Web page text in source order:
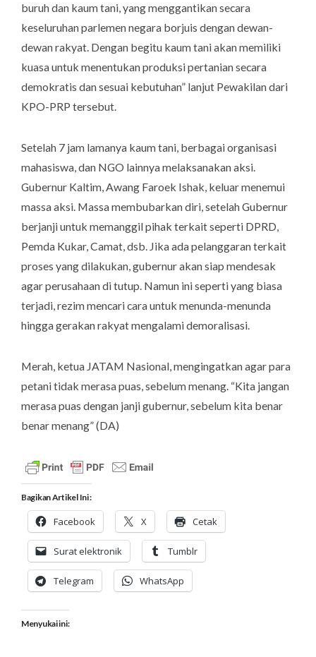
buruh dan kaum tani, yang menggantikan secara
keseluruhan parlemen negara borjuis dengan dewan-
dewan rakyat. Dengan begitu kaum tani akan memiliki
kuasa untuk menentukan produksi pertanian secara
demokratis dan sesuai kebutuhan” lanjut Pewakilan dari
KPO-PRP tersebut.
Setelah 7 jam lamanya kaum tani, berbagai organisasi
mahasiswa, dan NGO lainnya melaksanakan aksi.
Gubernur Kaltim, Awang Faroek Ishak, keluar menemui
massa aksi. Massa membubarkan diri, setelah Gubernur
berjanji untuk memanggil pihak terkait seperti DPRD,
Pemda Kukar, Camat, dsb. Jika ada pelanggaran terkait
proses yang dilakukan, gubernur akan siap mendesak
agar perusahaan di tutup. Namun ini seperti yang biasa
terjadi, rezim mencari cara untuk menunda-menunda
hingga gerakan rakyat mengalami demoralisasi.
Merah, ketua JATAM Nasional, mengingatkan agar para
petani tidak merasa puas, sebelum menang. “Kita jangan
merasa puas dengan janji gubernur, sebelum kita benar
benar menang” (DA)
Bagikan Artikel Ini :
Facebook X Cetak
Surat elektronik Tumblr
Telegram WhatsApp
Menyukai ini: